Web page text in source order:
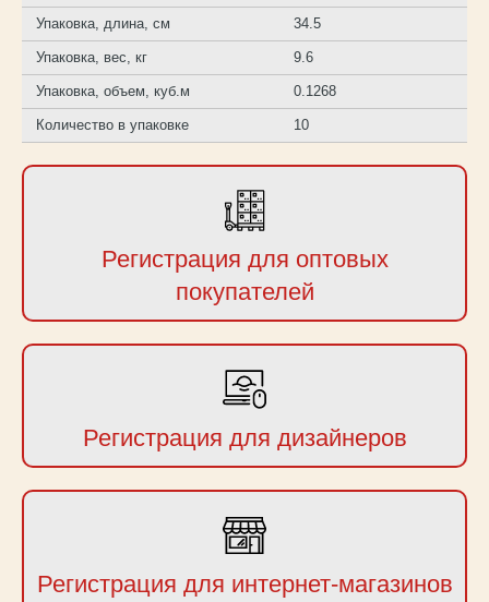
Упаковка, длина, см 34.5
Упаковка, вес, кг 9.6
Упаковка, объем, куб.м 0.1268
Количество в упаковке 10
Регистрация для оптовых
покупателей
Регистрация для дизайнеров
Регистрация для интернет-магазинов